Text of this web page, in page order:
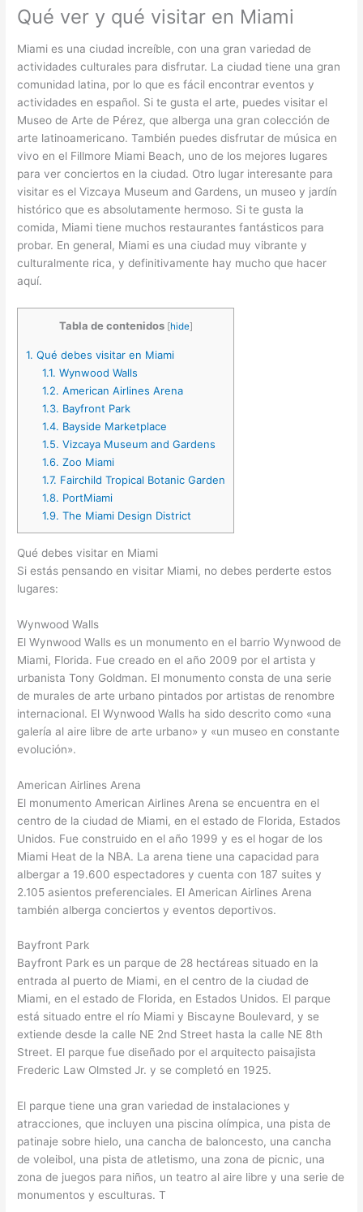
Qué ver y qué visitar en Miami
Miami es una ciudad increíble, con una gran variedad de
actividades culturales para disfrutar. La ciudad tiene una gran
comunidad latina, por lo que es fácil encontrar eventos y
actividades en español. Si te gusta el arte, puedes visitar el
Museo de Arte de Pérez, que alberga una gran colección de
arte latinoamericano. También puedes disfrutar de música en
vivo en el Fillmore Miami Beach, uno de los mejores lugares
para ver conciertos en la ciudad. Otro lugar interesante para
visitar es el Vizcaya Museum and Gardens, un museo y jardín
histórico que es absolutamente hermoso. Si te gusta la
comida, Miami tiene muchos restaurantes fantásticos para
probar. En general, Miami es una ciudad muy vibrante y
culturalmente rica, y definitivamente hay mucho que hacer
aquí.
Tabla de contenidos [hide]
1. Qué debes visitar en Miami
1.1. Wynwood Walls
1.2. American Airlines Arena
1.3. Bayfront Park
1.4. Bayside Marketplace
1.5. Vizcaya Museum and Gardens
1.6. Zoo Miami
1.7. Fairchild Tropical Botanic Garden
1.8. PortMiami
1.9. The Miami Design District
Qué debes visitar en Miami
Si estás pensando en visitar Miami, no debes perderte estos
lugares:
Wynwood Walls
El Wynwood Walls es un monumento en el barrio Wynwood de
Miami, Florida. Fue creado en el año 2009 por el artista y
urbanista Tony Goldman. El monumento consta de una serie
de murales de arte urbano pintados por artistas de renombre
internacional. El Wynwood Walls ha sido descrito como «una
galería al aire libre de arte urbano» y «un museo en constante
evolución».
American Airlines Arena
El monumento American Airlines Arena se encuentra en el
centro de la ciudad de Miami, en el estado de Florida, Estados
Unidos. Fue construido en el año 1999 y es el hogar de los
Miami Heat de la NBA. La arena tiene una capacidad para
albergar a 19.600 espectadores y cuenta con 187 suites y
2.105 asientos preferenciales. El American Airlines Arena
también alberga conciertos y eventos deportivos.
Bayfront Park
Bayfront Park es un parque de 28 hectáreas situado en la
entrada al puerto de Miami, en el centro de la ciudad de
Miami, en el estado de Florida, en Estados Unidos. El parque
está situado entre el río Miami y Biscayne Boulevard, y se
extiende desde la calle NE 2nd Street hasta la calle NE 8th
Street. El parque fue diseñado por el arquitecto paisajista
Frederic Law Olmsted Jr. y se completó en 1925.
El parque tiene una gran variedad de instalaciones y
atracciones, que incluyen una piscina olímpica, una pista de
patinaje sobre hielo, una cancha de baloncesto, una cancha
de voleibol, una pista de atletismo, una zona de picnic, una
zona de juegos para niños, un teatro al aire libre y una serie de
monumentos y esculturas. T